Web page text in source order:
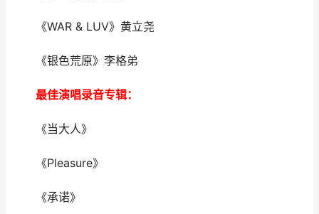
《WAR & LUV》黄立尧
《银色荒原》李格弟
最佳演唱录音专辑：
《当大人》
《Pleasure》
《承诺》